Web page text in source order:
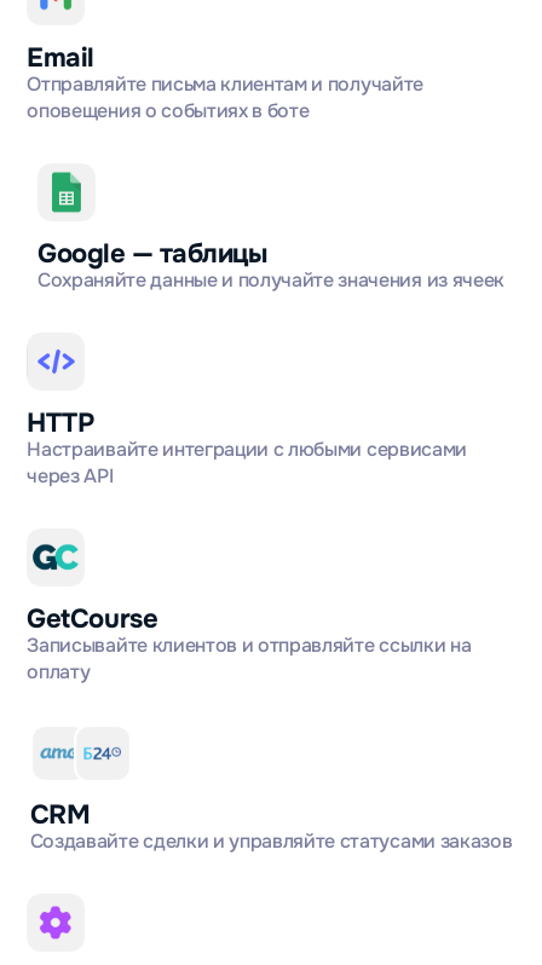
Email
Отправляйте письма клиентам и получайте
оповещения о событиях в боте
Google — таблицы
Сохраняйте данные и получайте значения из ячеек
HTTP
Настраивайте интеграции с любыми сервисами
через API
GetCourse
Записывайте клиентов и отправляйте ссылки на
оплату
CRM
Создавайте сделки и управляйте статусами заказов